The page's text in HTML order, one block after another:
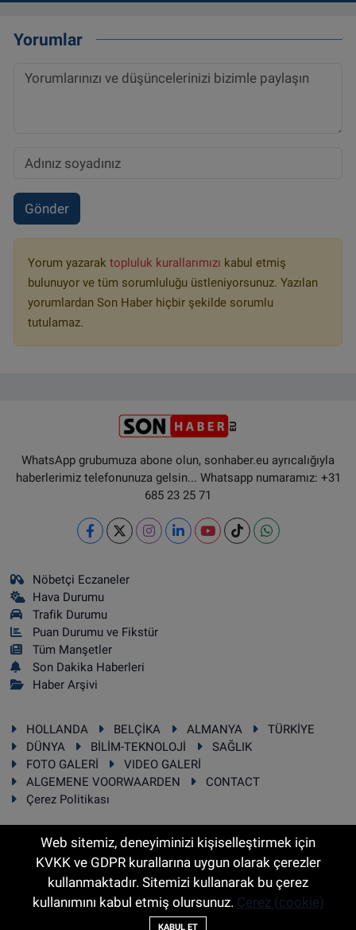
Yorumlar
Gönder
Yorum yazarak topluluk kurallarımızı kabul etmiş
bulunuyor ve tüm sorumluluğu üstleniyorsunuz. Yazılan
yorumlardan Son Haber hiçbir şekilde sorumlu
tutulamaz.
WhatsApp grubumuza abone olun, sonhaber.eu ayrıcalığıyla
haberlerimiz telefonunuza gelsin... Whatsapp numaramız: +31
685 23 25 71
Nöbetçi Eczaneler
Hava Durumu
Trafik Durumu
Puan Durumu ve Fikstür
Tüm Manşetler
Son Dakika Haberleri
Haber Arşivi
HOLLANDA BELÇİKA ALMANYA
TÜRKİYE
DÜNYA
BİLİM-TEKNOLOJİ
SAĞLIK
FOTO GALERİ
VIDEO GALERİ
ALGEMENE VOORWAARDEN
CONTACT
Çerez Politikası
RSS Copyright © 2025 Sonhaber.eu Her hakkı saklıdır.
Haber Yazılımı:TE Bilişim
Web sitemiz, deneyiminizi kişiselleştirmek için
KVKK ve GDPR kurallarına uygun olarak çerezler
kullanmaktadır. Sitemizi kullanarak bu çerez
kullanımını kabul etmiş olursunuz. Çerez (cookie)
KABUL ET